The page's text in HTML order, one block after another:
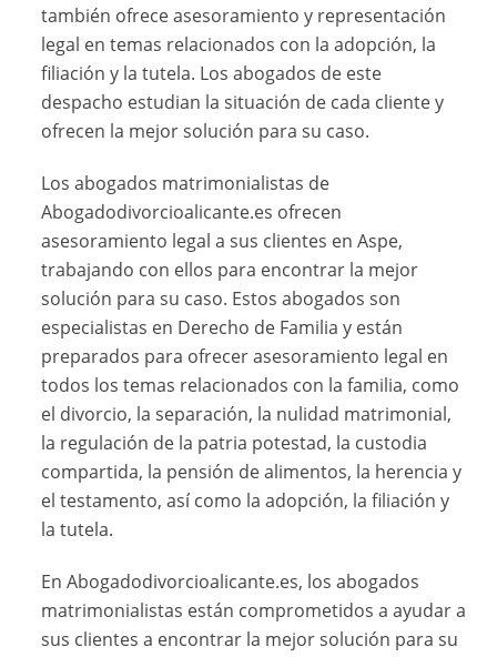
también ofrece asesoramiento y representación
legal en temas relacionados con la adopción, la
filiación y la tutela. Los abogados de este
despacho estudian la situación de cada cliente y
ofrecen la mejor solución para su caso.
Los abogados matrimonialistas de
Abogadodivorcioalicante.es ofrecen
asesoramiento legal a sus clientes en Aspe,
trabajando con ellos para encontrar la mejor
solución para su caso. Estos abogados son
especialistas en Derecho de Familia y están
preparados para ofrecer asesoramiento legal en
todos los temas relacionados con la familia, como
el divorcio, la separación, la nulidad matrimonial,
la regulación de la patria potestad, la custodia
compartida, la pensión de alimentos, la herencia y
el testamento, así como la adopción, la filiación y
la tutela.
En Abogadodivorcioalicante.es, los abogados
matrimonialistas están comprometidos a ayudar a
sus clientes a encontrar la mejor solución para su